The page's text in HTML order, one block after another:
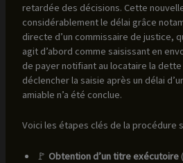
retardée des décisions. Cette
considérablement le délai grâce
directe d’un commissaire de justice,
agit d’abord comme saisissant en
de payer notifiant au locataire la
déclencher la saisie après un délai
amiable n’a été conclue.
Voici les étapes clés de la procédure
🚩 Obtention d’un titre exécutoire